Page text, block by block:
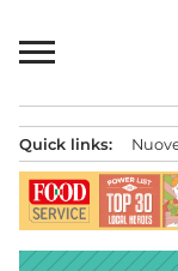
al
contenuto
principale
Quick links: